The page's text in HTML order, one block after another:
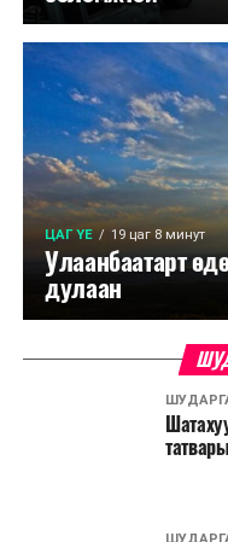
ЦАГ ҮЕ 19 цаг 8 минут
Улаанбаатарт
дулаан